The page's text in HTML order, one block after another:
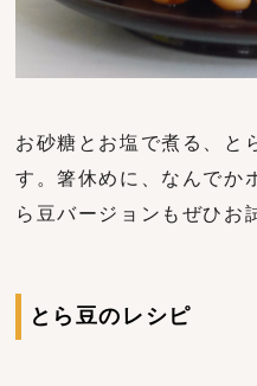
お砂糖とお塩で煮る、と
す。箸休めに、なんでか
ら豆バージョンもぜひお
とら豆のレシピ